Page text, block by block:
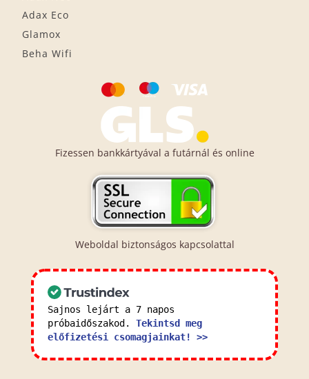
Adax Eco
Glamox
Beha Wifi
Fizessen bankkártyával a futárnál és online
Weboldal biztonságos kapcsolattal
Sajnos lejárt a 7 napos
próbaidőszakod. Tekintsd meg
előfizetési csomagjainkat! >>